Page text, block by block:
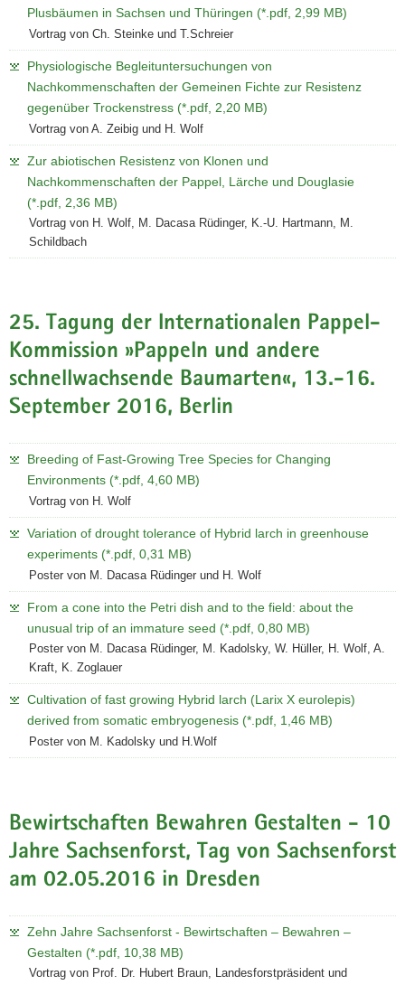
Plusbäumen in Sachsen und Thüringen (*.pdf, 2,99 MB)
Vortrag von Ch. Steinke und T.Schreier
Physiologische Begleituntersuchungen von
Nachkommenschaften der Gemeinen Fichte zur Resistenz
gegenüber Trockenstress (*.pdf, 2,20 MB)
Vortrag von A. Zeibig und H. Wolf
Zur abiotischen Resistenz von Klonen und
Nachkommenschaften der Pappel, Lärche und Douglasie
(*.pdf, 2,36 MB)
Vortrag von H. Wolf, M. Dacasa Rüdinger, K.-U. Hartmann, M.
Schildbach
25. Tagung der Internationalen Pappel-
Kommission »Pappeln und andere
schnellwachsende Baumarten«, 13.-16.
September 2016, Berlin
Breeding of Fast-Growing Tree Species for Changing
Environments (*.pdf, 4,60 MB)
Vortrag von H. Wolf
Variation of drought tolerance of Hybrid larch in greenhouse
experiments (*.pdf, 0,31 MB)
Poster von M. Dacasa Rüdinger und H. Wolf
From a cone into the Petri dish and to the field: about the
unusual trip of an immature seed (*.pdf, 0,80 MB)
Poster von M. Dacasa Rüdinger, M. Kadolsky, W. Hüller, H. Wolf, A.
Kraft, K. Zoglauer
Cultivation of fast growing Hybrid larch (Larix X eurolepis)
derived from somatic embryogenesis (*.pdf, 1,46 MB)
Poster von M. Kadolsky und H.Wolf
Bewirtschaften Bewahren Gestalten - 10
Jahre Sachsenforst, Tag von Sachsenforst
am 02.05.2016 in Dresden
Zehn Jahre Sachsenforst - Bewirtschaften – Bewahren –
Gestalten (*.pdf, 10,38 MB)
Vortrag von Prof. Dr. Hubert Braun, Landesforstpräsident und